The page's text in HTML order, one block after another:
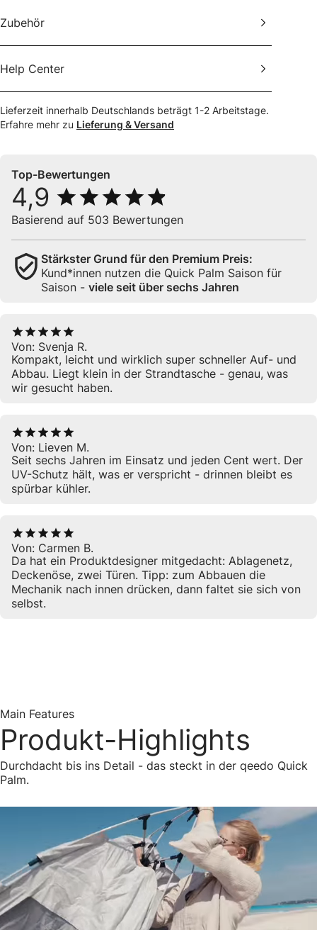
Zubehör
Help Center
Lieferzeit innerhalb Deutschlands beträgt 1-2 Arbeitstage.
Erfahre mehr zu Lieferung & Versand
Top-Bewertungen
4,9 4,9 von 5
Basierend auf 503 Bewertungen
Stärkster Grund für den Premium Preis:
Kund*innen nutzen die Quick Palm Saison für
Saison - viele seit über sechs Jahren
5von 5
Von: Svenja R.
Kompakt, leicht und wirklich super schneller Auf- und
Abbau. Liegt klein in der Strandtasche - genau, was
wir gesucht haben.
5von 5
Von: Lieven M.
Seit sechs Jahren im Einsatz und jeden Cent wert. Der
UV-Schutz hält, was er verspricht - drinnen bleibt es
spürbar kühler.
5von 5
Von: Carmen B.
Da hat ein Produktdesigner mitgedacht: Ablagenetz,
Deckenöse, zwei Türen. Tipp: zum Abbauen die
Mechanik nach innen drücken, dann faltet sie sich von
selbst.
Main Features
Produkt-Highlights
Durchdacht bis ins Detail - das steckt in der qeedo Quick
Palm.